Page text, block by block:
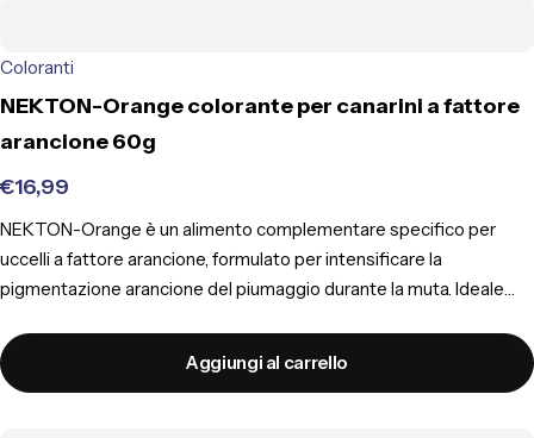
Coloranti
NEKTON-Orange colorante per canarini a fattore
arancione 60g
€16,99
NEKTON-Orange è un alimento complementare specifico per
uccelli a fattore arancione, formulato per intensificare la
pigmentazione arancione del piumaggio durante la muta. Ideale
cantaxantina, beta-carotene, lievito di birra e componenti a
supporto del benessere intestinale e delle difese naturali. Da
Aggiungi al carrello